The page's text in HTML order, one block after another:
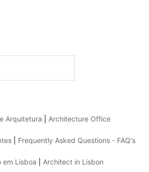
Arquitetura Architecture Office
| Frequently Asked Questions - FAQ's
em Lisboa Architect in Lisbon